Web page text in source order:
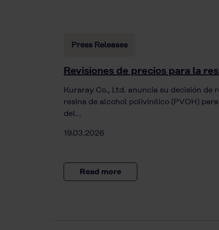
Press Releases
Revisiones de precios para la
Kuraray Co., Ltd. anuncia su decisión de
resina de alcohol polivinílico (PVOH)
del…
19.03.2026
Read more